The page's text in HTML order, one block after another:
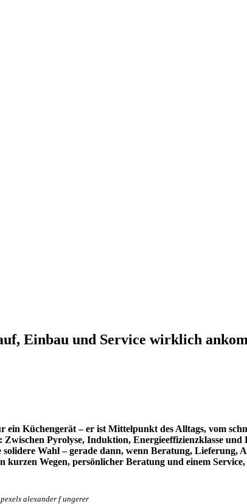
Einbau und Service wirklich
Küchengerät – er ist Mittelpunkt des Alltags, vom
Pyrolyse, Induktion, Energieeffizienzklasse
Wahl – gerade dann, wenn Beratung, Lieferung,
kurzen Wegen, persönlicher Beratung und einem
alexander f ungerer